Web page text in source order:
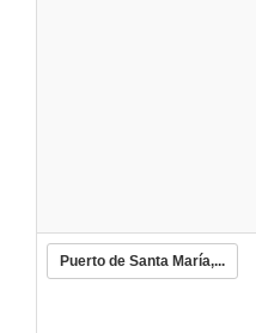
Puerto de Santa María,...